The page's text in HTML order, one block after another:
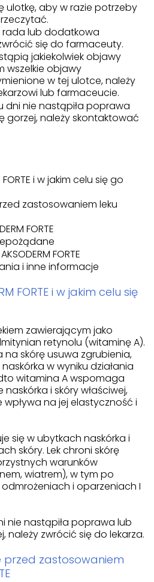
ulotkę, aby w razie potrzeby
rada lub dodatkowa
się do farmaceuty.
jakiekolwiek objawy
wszelkie objawy
w tej ulotce, należy
lub farmaceucie.
dni nie nastąpiła poprawa
gorzej, należy skontaktować
i w jakim celu się go
zastosowaniem leku
FORTE
FORTE
i inne informacje
FORTE i w jakim celu się
zawierającym jako
retynolu (witaminę A).
skórę usuwa zgrubienia,
w wyniku działania
witamina A wspomaga
i skóry właściwej,
wpływa na jej elastyczność i
się w ubytkach naskórka i
skóry. Lek chroni skórę
warunków
wiatrem), w tym po
i oparzeniach I
nie nastąpiła poprawa lub
należy zwrócić się do lekarza.
przed zastosowaniem